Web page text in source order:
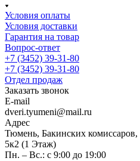
Условия оплаты
Условия доставки
Гарантия на товар
Вопрос-ответ
+7 (3452) 39-31-80
+7 (3452) 39-31-80
Отдел продаж
Заказать звонок
E-mail
dveri.tyumeni@mail.ru
Адрес
Тюмень, Бакинских комиссаров,
5к2 (1 Этаж)
Пн. – Вс.: с 9:00 до 19:00